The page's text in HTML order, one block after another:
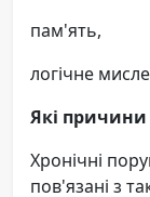
пам'ять,
логічне
Які причини
Хронічні
пов'язані з